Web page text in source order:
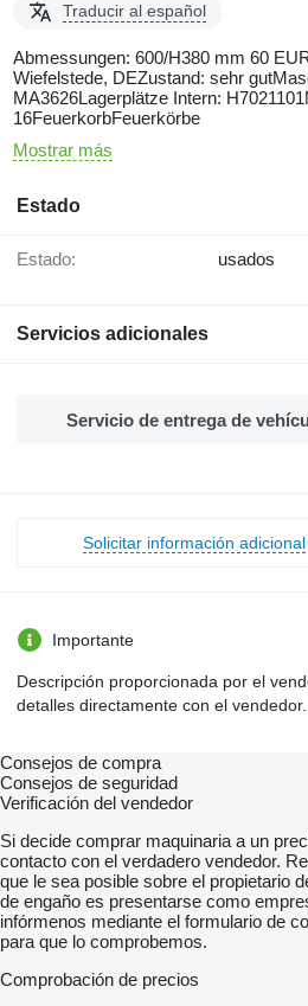
Traducir al español
Abmessungen: 600/H380 mm 60
Wiefelstede, DEZustand: sehr
MA3626Lagerplätze Intern:
16FeuerkorbFeuerkörbe
Mostrar más
Estado
Estado: usados
Servicios adicionales
Servicio de entrega de
Solicitar información adicional
Importante
Descripción proporcionada por el
detalles directamente con el vendedor.
Consejos de compra
Consejos de seguridad
Verificación del vendedor
Si decide comprar maquinaria a un
contacto con el verdadero vendedor.
que le sea posible sobre el propietario
de engaño es presentarse como
infórmenos mediante el formulario de
para que lo comprobemos.
Comprobación de precios